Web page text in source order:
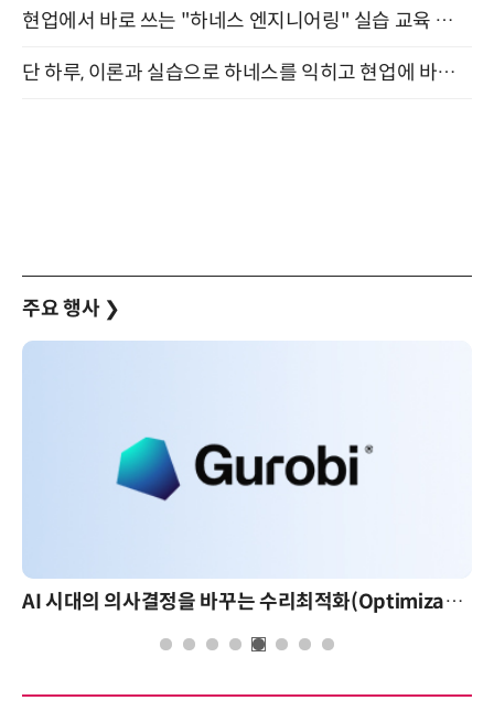
현업에서 바로 쓰는 "하네스 엔지니어링" 실습 교육 워크숍 8월 20일 개최
단 하루, 이론과 실습으로 하네스를 익히고 현업에 바로 쓰는 핸즈온 워크숍 (8/20)
주요 행사 ❯
AI 시대의 의사결정을 바꾸는 수리최적화(Optimization): 실제 산업 적용 사례와 활용 전략